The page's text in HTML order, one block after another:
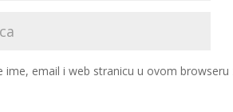
ime, email i web stranicu u ovom browseru